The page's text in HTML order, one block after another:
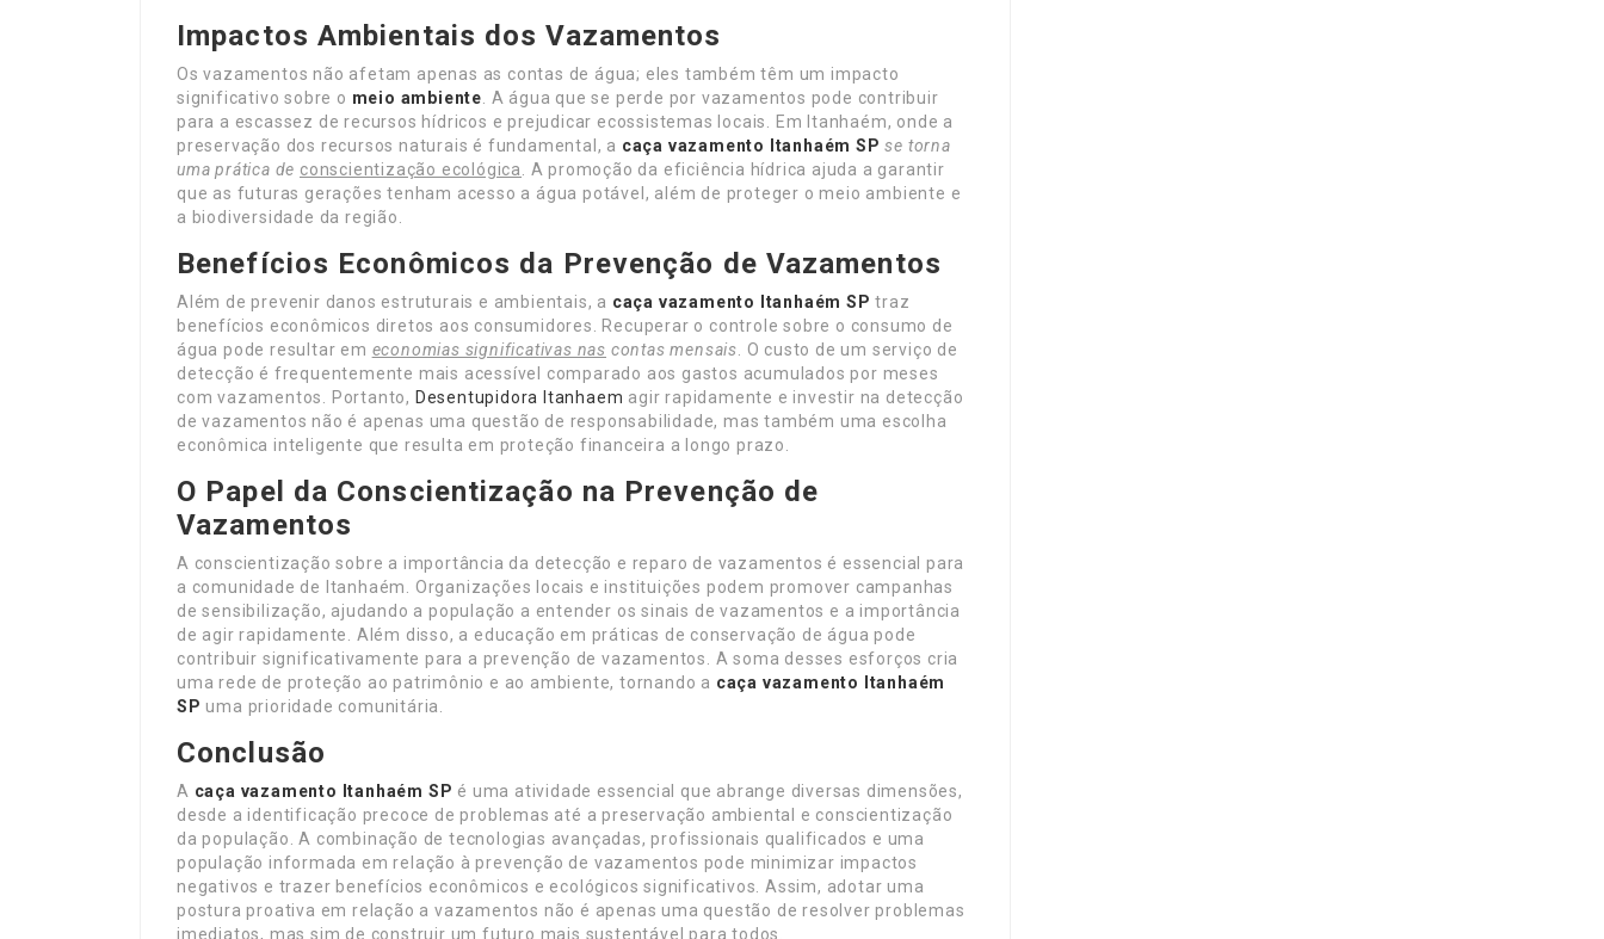
Impactos Ambientais dos Vazamentos
Os vazamentos não afetam apenas as contas de água; eles também têm um impacto
significativo sobre o meio ambiente . A água que se perde por vazamentos pode contribuir
para a escassez de recursos hídricos e prejudicar ecossistemas locais. Em Itanhaém, onde a
preservação dos recursos naturais é fundamental, a caça vazamento Itanhaém SP se torna
uma prática de conscientização ecológica
. A promoção da eficiência hídrica ajuda a garantir
que as futuras gerações tenham acesso a água potável, além de proteger o meio ambiente e
a biodiversidade da região.
Benefícios Econômicos da Prevenção de Vazamentos
Além de prevenir danos estruturais e ambientais, a caça vazamento Itanhaém SP traz
benefícios econômicos diretos aos consumidores. Recuperar o controle sobre o consumo de
água pode resultar em economias significativas nas contas mensais . O custo de um serviço de
detecção é frequentemente mais acessível comparado aos gastos acumulados por meses
com vazamentos. Portanto, Desentupidora Itanhaem agir rapidamente e investir na detecção
de vazamentos não é apenas uma questão de responsabilidade, mas também uma escolha
econômica inteligente que resulta em proteção financeira a longo prazo.
O Papel da Conscientização na Prevenção de
Vazamentos
A conscientização sobre a importância da detecção e reparo de vazamentos é essencial para
a comunidade de Itanhaém. Organizações locais e instituições podem promover campanhas
de sensibilização, ajudando a população a entender os sinais de vazamentos e a importância
de agir rapidamente. Além disso, a educação em práticas de conservação de água pode
contribuir significativamente para a prevenção de vazamentos. A soma desses esforços cria
uma rede de proteção ao patrimônio e ao ambiente, tornando a caça vazamento Itanhaém
SP uma prioridade comunitária.
Conclusão
A caça vazamento Itanhaém SP é uma atividade essencial que abrange diversas dimensões,
desde a identificação precoce de problemas até a preservação ambiental e conscientização
da população. A combinação de tecnologias avançadas, profissionais qualificados e uma
população informada em relação à prevenção de vazamentos pode minimizar impactos
negativos e trazer benefícios econômicos e ecológicos significativos. Assim, adotar uma
postura proativa em relação a vazamentos não é apenas uma questão de resolver problemas
imediatos, mas sim de construir um futuro mais sustentável para todos.